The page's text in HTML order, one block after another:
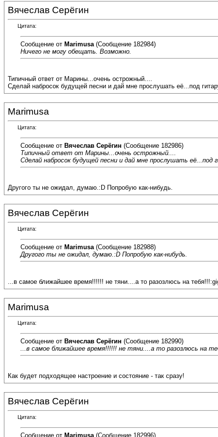
Вячеслав Серёгин
Цитата:
Сообщение от Marimusa (Сообщение 182984)
Ничего не могу обещать. Возможно.
Типичный ответ от Марины...очень острожный....
Сделай набросок будущей песни и дай мне прослушать её...под
Marimusa
Цитата:
Сообщение от Вячеслав Серёгин (Сообщение 182986)
Типичный ответ от Марины...очень острожный....
Сделай набросок будущей песни и дай мне прослушать её...под
Другого ты не ожидал, думаю.:D Попробую как-нибудь.
Вячеслав Серёгин
Цитата:
Сообщение от Marimusa (Сообщение 182988)
Другого ты не ожидал, думаю.:D Попробую как-нибудь.
...в самое ближайшее время!!!!!! не тяни....а то разозлюсь на
Marimusa
Цитата:
Сообщение от Вячеслав Серёгин (Сообщение 182990)
...в самое ближайшее время!!!!!! не тяни....а то разозлюсь на
Как будет подходящее настроение и состояние - так сразу!
Вячеслав Серёгин
Цитата:
Сообщение от Marimusa (Сообщение 182996)